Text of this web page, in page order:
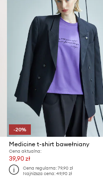
-20%
Medicine t-shirt bawełniany
Cena aktualna:
39,90 zł
Cena regularna: 79,90 zł
Najniższa cena: 49,90 zł